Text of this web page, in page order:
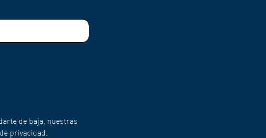
de baja, nuestras
privacidad.